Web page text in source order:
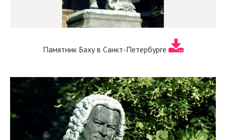
Памятник Баху в Санкт-Петербурге